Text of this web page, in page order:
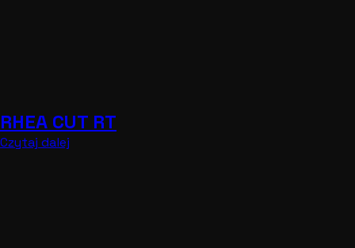
RHEA CUT RT
Czytaj dalej